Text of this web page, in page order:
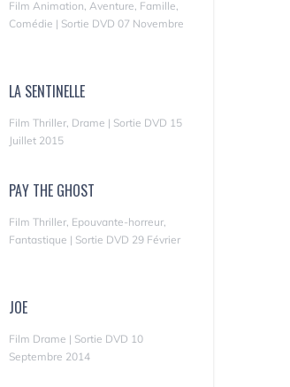
Film Animation, Aventure, Famille,
Comédie | Sortie DVD 07 Novembre
LA SENTINELLE
Film Thriller, Drame | Sortie DVD 15
Juillet 2015
PAY THE GHOST
Film Thriller, Epouvante-horreur,
Fantastique | Sortie DVD 29 Février
JOE
Film Drame | Sortie DVD 10
Septembre 2014